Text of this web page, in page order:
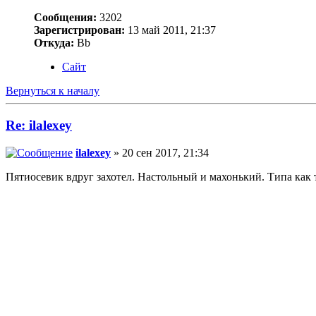
Сообщения: 3202
Зарегистрирован: 13 май 2011, 21:37
Откуда: Bb
Сайт
Вернуться к началу
Re: ilalexey
ilalexey » 20 сен 2017, 21:34
Пятиосевик вдруг захотел. Настольный и махонький. Типа как